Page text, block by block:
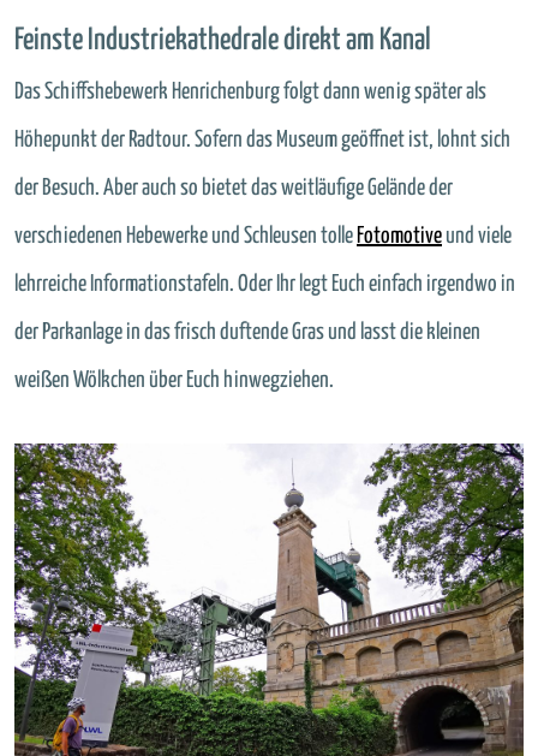
Feinste Industriekathedrale direkt am Kanal
Das Schiffshebewerk Henrichenburg folgt dann wenig später als
Höhepunkt der Radtour. Sofern das Museum geöffnet ist, lohnt sich
der Besuch. Aber auch so bietet das weitläufige Gelände der
verschiedenen Hebewerke und Schleusen tolle Fotomotive und viele
lehrreiche Informationstafeln. Oder Ihr legt Euch einfach irgendwo in
der Parkanlage in das frisch duftende Gras und lasst die kleinen
weißen Wölkchen über Euch hinwegziehen.